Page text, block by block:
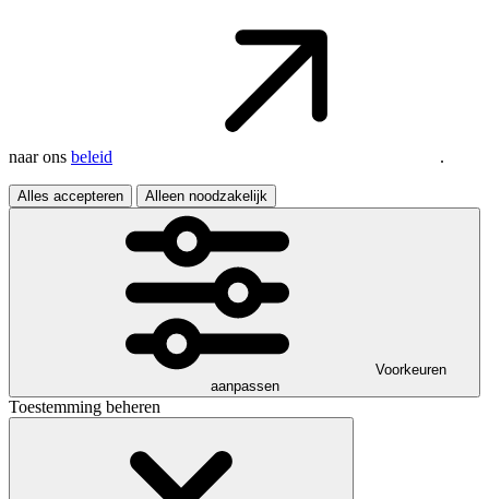
naar ons beleid .
Alles accepteren Alleen noodzakelijk
Voorkeuren
aanpassen
Toestemming beheren